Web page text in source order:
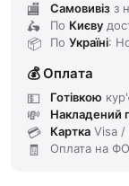
Самовивіз з
По Києву
По Україні:
Оплата
Готівкою
Накладений
Картка Visa /
Оплата на